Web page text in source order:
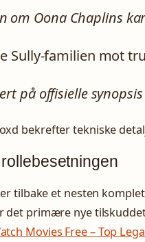
om Oona Chaplins
Sully-familien mot
på offisielle synopsis
bekrefter tekniske
tilbake et nesten
det primære nye
Movies Free – Top